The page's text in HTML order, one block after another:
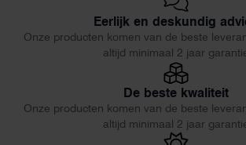
Eerlijk en deskundig
Onze producten komen van de beste
altijd minimaal 2 jaar
De beste kwaliteit
Onze producten komen van de beste
altijd minimaal 2 jaar